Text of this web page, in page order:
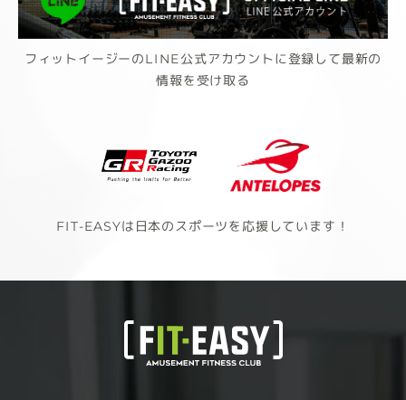
フィットイージーのLINE公式アカウントに登録して最新の
情報を受け取る
FIT-EASYは日本のスポーツを応援しています！